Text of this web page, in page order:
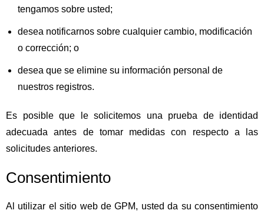
tengamos sobre usted;
desea notificarnos sobre cualquier cambio, modificación
o corrección; o
desea que se elimine su información personal de
nuestros registros.
Es posible que le solicitemos una prueba de identidad
adecuada antes de tomar medidas con respecto a las
solicitudes anteriores.
Consentimiento
Al utilizar el sitio web de GPM, usted da su consentimiento